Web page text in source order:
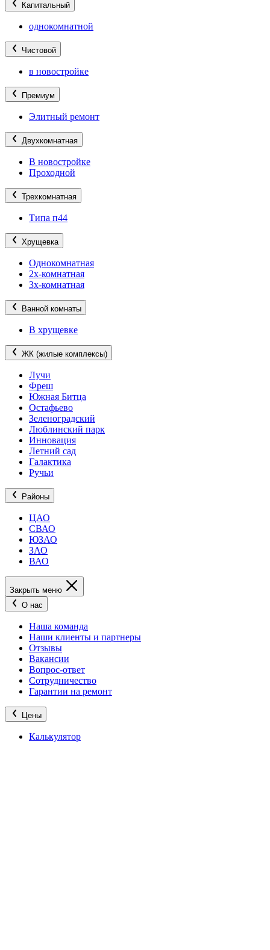
Капитальный
однокомнатной
Чистовой
в новостройке
Премиум
Элитный ремонт
Двухкомнатная
В новостройке
Проходной
Трехкомнатная
Типа п44
Хрущевка
Однокомнатная
2х-комнатная
3х-комнатная
Ванной комнаты
В хрущевке
ЖК (жилые комплексы)
Лучи
Фреш
Южная Битца
Остафьево
Зеленоградский
Люблинский парк
Инновация
Летний сад
Галактика
Ручьи
Районы
ЦАО
СВАО
ЮЗАО
ЗАО
ВАО
Закрыть меню
О нас
Наша команда
Наши клиенты и партнеры
Отзывы
Вакансии
Вопрос-ответ
Сотрудничество
Гарантии на ремонт
Цены
Калькулятор